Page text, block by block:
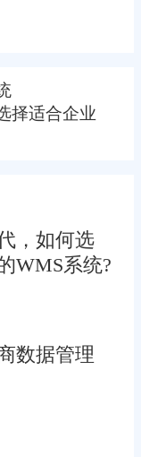
择适合企业
，如何选
WMS系统?
数据管理